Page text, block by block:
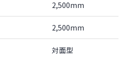
2,500mm
2,500mm
対面型